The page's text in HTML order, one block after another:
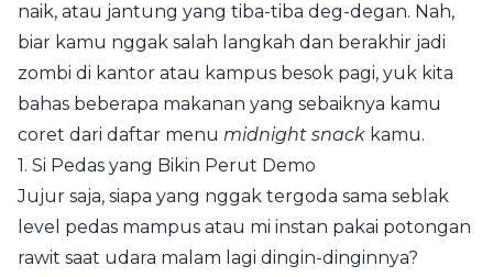
naik, atau jantung yang tiba-tiba deg-degan. Nah,
biar kamu nggak salah langkah dan berakhir jadi
zombi di kantor atau kampus besok pagi, yuk kita
bahas beberapa makanan yang sebaiknya kamu
coret dari daftar menu midnight snack kamu.
1. Si Pedas yang Bikin Perut Demo
Jujur saja, siapa yang nggak tergoda sama seblak
level pedas mampus atau mi instan pakai potongan
rawit saat udara malam lagi dingin-dinginnya?